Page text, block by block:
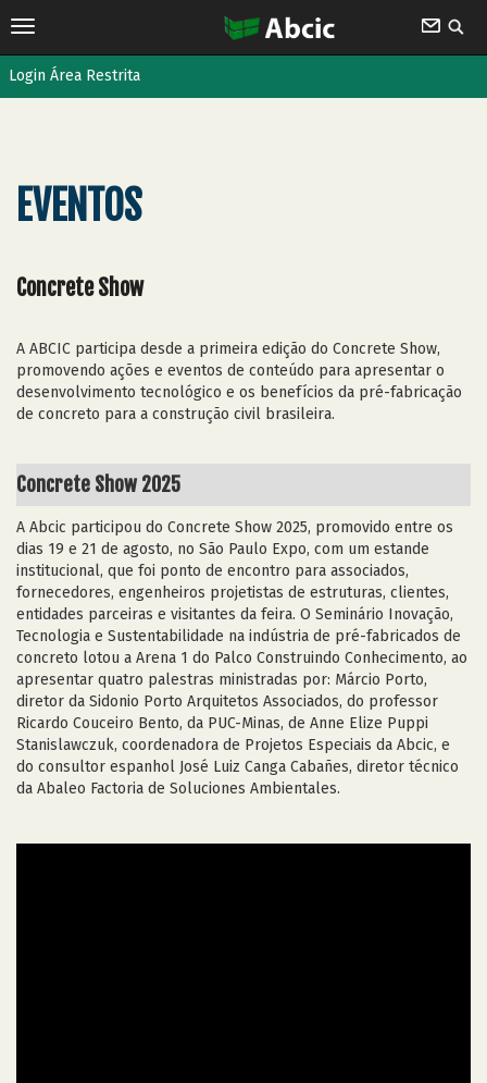
Login Área Restrita
EVENTOS
Concrete Show
A ABCIC participa desde a primeira edição do Concrete Show,
promovendo ações e eventos de conteúdo para apresentar o
desenvolvimento tecnológico e os benefícios da pré-fabricação
de concreto para a construção civil brasileira.
Concrete Show 2025
A Abcic participou do Concrete Show 2025, promovido entre os
dias 19 e 21 de agosto, no São Paulo Expo, com um estande
institucional, que foi ponto de encontro para associados,
fornecedores, engenheiros projetistas de estruturas, clientes,
entidades parceiras e visitantes da feira. O Seminário Inovação,
Tecnologia e Sustentabilidade na indústria de pré-fabricados de
concreto lotou a Arena 1 do Palco Construindo Conhecimento, ao
apresentar quatro palestras ministradas por: Márcio Porto,
diretor da Sidonio Porto Arquitetos Associados, do professor
Ricardo Couceiro Bento, da PUC-Minas, de Anne Elize Puppi
Stanislawczuk, coordenadora de Projetos Especiais da Abcic, e
do consultor espanhol José Luiz Canga Cabañes, diretor técnico
da Abaleo Factoria de Soluciones Ambientales.